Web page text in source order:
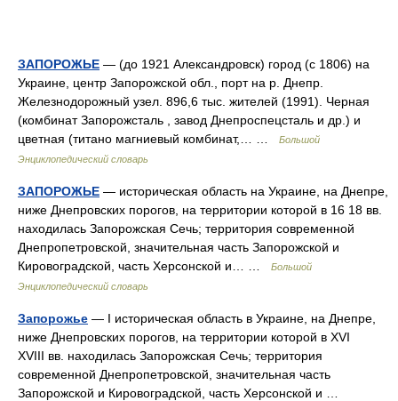
ЗАПОРОЖЬЕ — (до 1921 Александровск) город (с 1806) на
Украине, центр Запорожской обл., порт на р. Днепр.
Железнодорожный узел. 896,6 тыс. жителей (1991). Черная
(комбинат Запорожсталь , завод Днепроспецсталь и др.) и
цветная (титано магниевый комбинат,… …
Большой
Энциклопедический словарь
ЗАПОРОЖЬЕ — историческая область на Украине, на Днепре,
ниже Днепровских порогов, на территории которой в 16 18 вв.
находилась Запорожская Сечь; территория современной
Днепропетровской, значительная часть Запорожской и
Кировоградской, часть Херсонской и… …
Большой
Энциклопедический словарь
Запорожье — I историческая область в Украине, на Днепре,
ниже Днепровских порогов, на территории которой в XVI
XVIII вв. находилась Запорожская Сечь; территория
современной Днепропетровской, значительная часть
Запорожской и Кировоградской, часть Херсонской и …